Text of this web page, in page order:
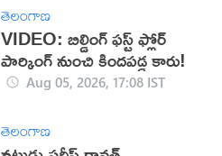
తెలంగాణ
VIDEO: బిల్డింగ్ ఫస్ట్ ఫ్లోర్
పార్కింగ్ నుంచి కిందపడ్డ కారు!
Aug 05, 2026, 17:08 IST
తెలంగాణ